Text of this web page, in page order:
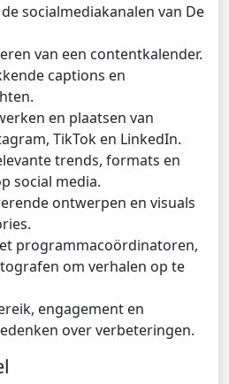
socialmediakanalen van De
van een contentkalender.
captions en
en plaatsen van
TikTok en LinkedIn.
trends, formats en
social media.
ontwerpen en visuals
programmacoördinatoren,
om verhalen op te
engagement en
over verbeteringen.